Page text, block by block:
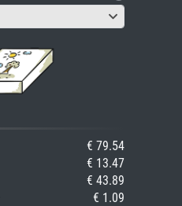
€ 79.54
€ 13.47
€ 43.89
€ 1.09